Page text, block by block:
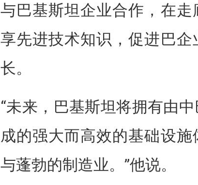
与巴基斯坦企业合作，在
享先进技术知识，促进巴
长。
“未来，巴基斯坦将拥有由
成的强大而高效的基础设
与蓬勃的制造业。”他说。